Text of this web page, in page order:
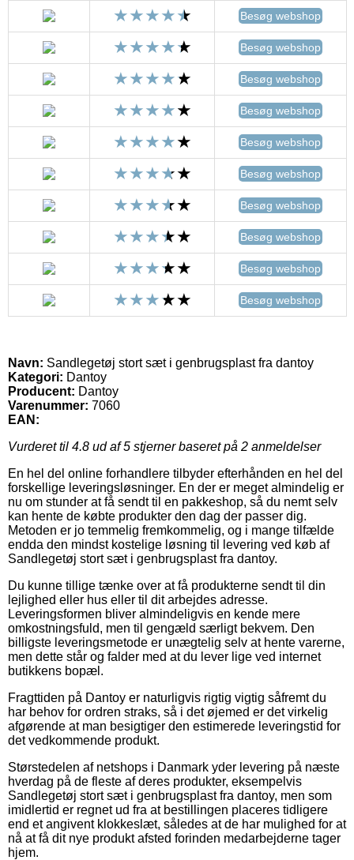
Besøg webshop
Besøg webshop
Besøg webshop
Besøg webshop
Besøg webshop
Besøg webshop
Besøg webshop
Besøg webshop
Besøg webshop
Besøg webshop
Navn: Sandlegetøj stort sæt i genbrugsplast fra dantoy
Kategori: Dantoy
Producent: Dantoy
Varenummer: 7060
EAN:
Vurderet til 4.8 ud af 5 stjerner baseret på 2 anmeldelser
En hel del online forhandlere tilbyder efterhånden en hel del
forskellige leveringsløsninger. En der er meget almindelig er
nu om stunder at få sendt til en pakkeshop, så du nemt selv
kan hente de købte produkter den dag der passer dig.
Metoden er jo temmelig fremkommelig, og i mange tilfælde
endda den mindst kostelige løsning til levering ved køb af
Sandlegetøj stort sæt i genbrugsplast fra dantoy.
Du kunne tillige tænke over at få produkterne sendt til din
lejlighed eller hus eller til dit arbejdes adresse.
Leveringsformen bliver almindeligvis en kende mere
omkostningsfuld, men til gengæld særligt bekvem. Den
billigste leveringsmetode er unægtelig selv at hente varerne,
men dette står og falder med at du lever lige ved internet
butikkens bopæl.
Fragttiden på Dantoy er naturligvis rigtig vigtig såfremt du
har behov for ordren straks, så i det øjemed er det virkelig
afgørende at man besigtiger den estimerede leveringstid for
det vedkommende produkt.
Størstedelen af netshops i Danmark yder levering på næste
hverdag på de fleste af deres produkter, eksempelvis
Sandlegetøj stort sæt i genbrugsplast fra dantoy, men som
imidlertid er regnet ud fra at bestillingen placeres tidligere
end et angivent klokkeslæt, således at de har mulighed for at
nå at få dit nye produkt afsted forinden medarbejderne tager
hjem.